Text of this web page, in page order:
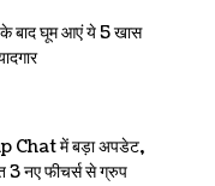
बाद घूम आएं ये 5 खास
में बड़ा अपडेट,
नए फीचर्स से ग्रुप